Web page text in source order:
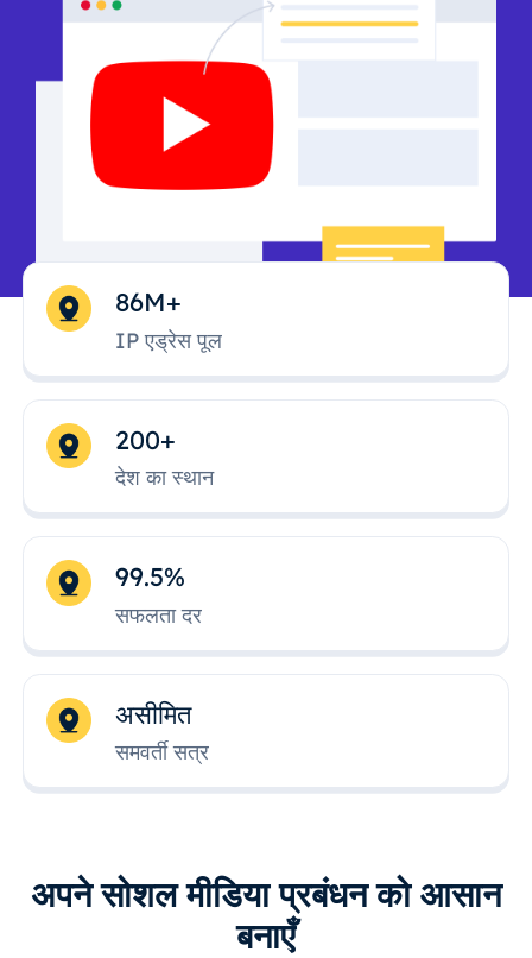
86M+
IP एड्रेस पूल
200+
देश का स्थान
99.5%
सफलता दर
असीमित
समवर्ती सत्र
अपने सोशल मीडिया प्रबंधन को आसान
बनाएँ